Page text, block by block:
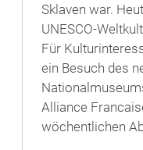
Sklaven war.
UNESCO-
Für
ein Besuch des
Alliance
wöchentlichen